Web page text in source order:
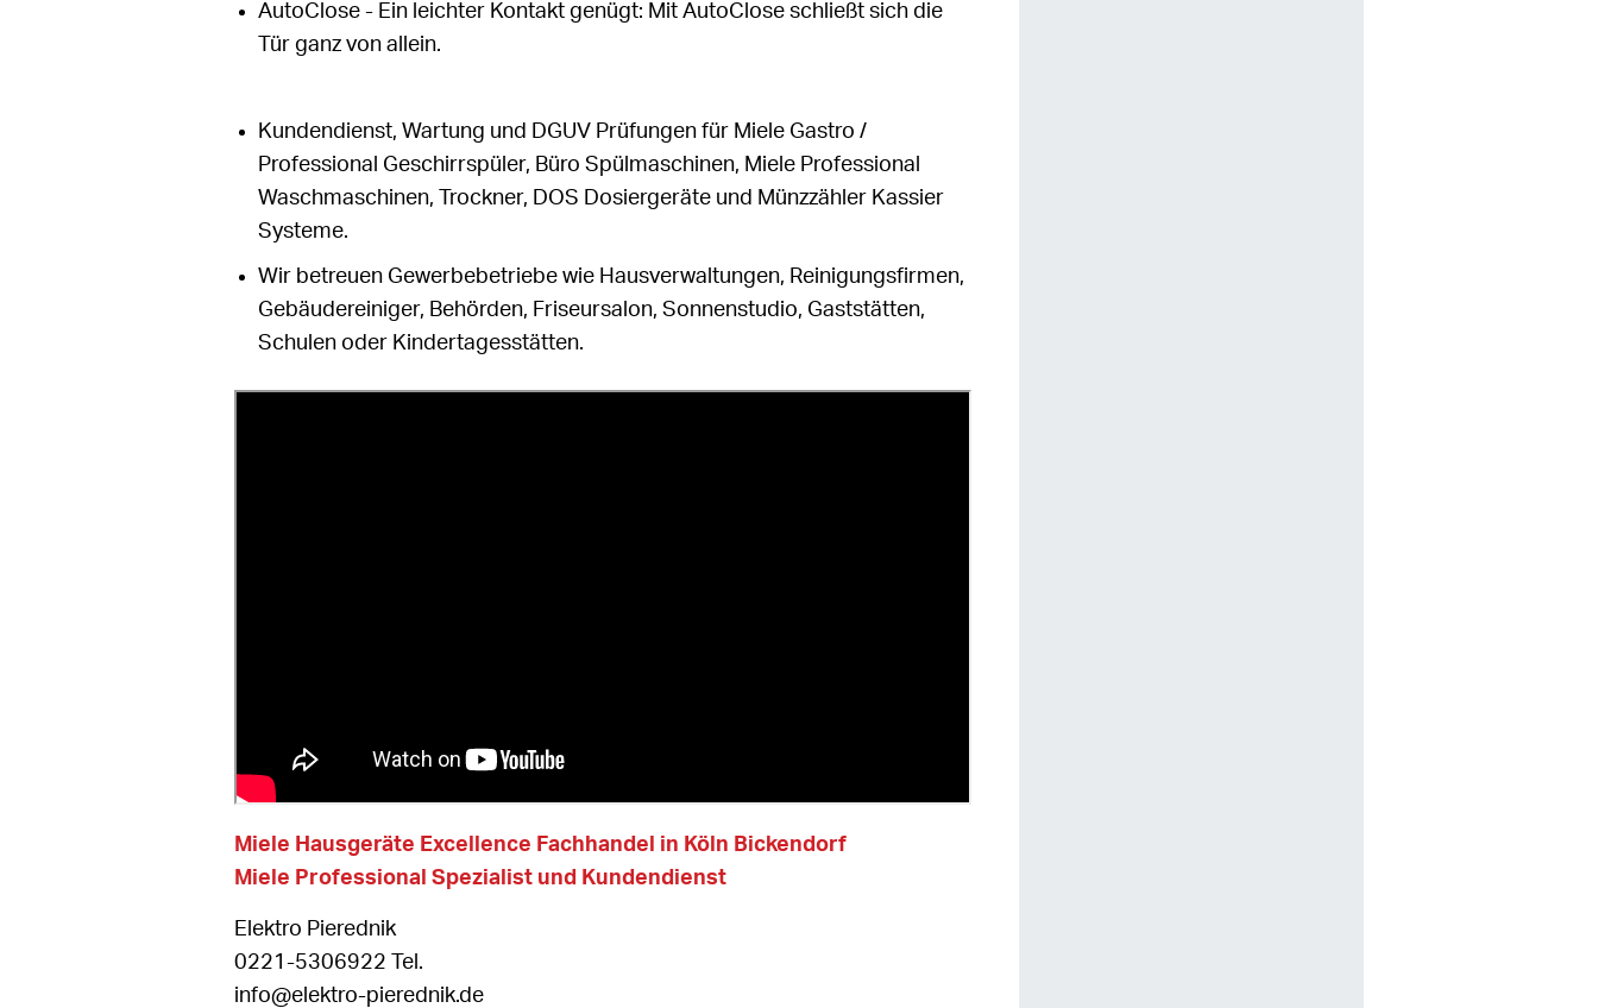
AutoClose - Ein leichter Kontakt genügt: Mit AutoClose schließt sich die
Tür ganz von allein.
Kundendienst, Wartung und DGUV Prüfungen für Miele Gastro /
Professional Geschirrspüler, Büro Spülmaschinen, Miele Professional
Waschmaschinen, Trockner, DOS Dosiergeräte und Münzzähler Kassier
Systeme.
Wir betreuen Gewerbebetriebe wie Hausverwaltungen, Reinigungsfirmen,
Gebäudereiniger, Behörden, Friseursalon, Sonnenstudio, Gaststätten,
Schulen oder Kindertagesstätten.
Miele Hausgeräte Excellence Fachhandel in Köln Bickendorf
Miele Professional Spezialist und Kundendienst
Elektro Pierednik
0221-5306922 Tel.
info@elektro-pierednik.de